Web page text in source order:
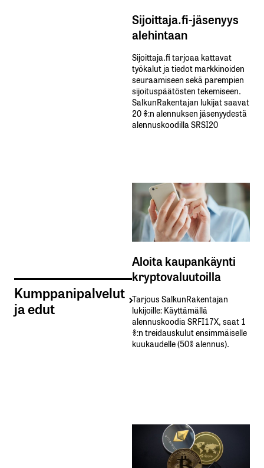
Kumppanipalvelut
ja edut
Sijoittaja.fi-jäsenyys
alehintaan
Sijoittaja.fi tarjoaa kattavat
työkalut ja tiedot markkinoiden
seuraamiseen sekä parempien
sijoituspäätösten tekemiseen.
SalkunRakentajan lukijat saavat
20 %:n alennuksen jäsenyydestä
alennuskoodilla SRSI20
Aloita kaupankäynti
kryptovaluutoilla
Tarjous SalkunRakentajan
lukijoille: Käyttämällä​ ​
alennuskoodia​ ​SRFI17X,​ ​saat​ ​1
%:n treidauskulut​ ​ensimmäiselle​ ​
kuukaudelle​ ​(50%​ ​alennus).